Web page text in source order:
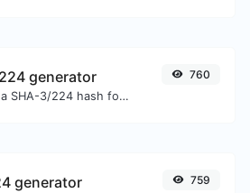
generator
Generate a SHA-3/224 hash for any string input.
760
generator 759